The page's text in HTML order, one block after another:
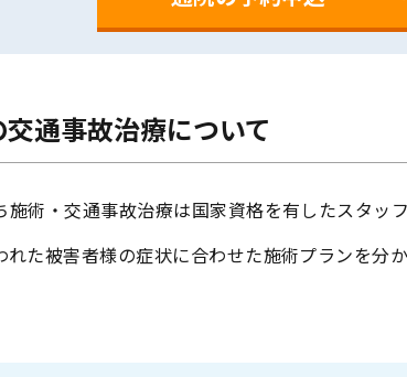
通事故治療について
術・交通事故治療は国家資格を有したスタッ
れた被害者様の症状に合わせた施術プランを分